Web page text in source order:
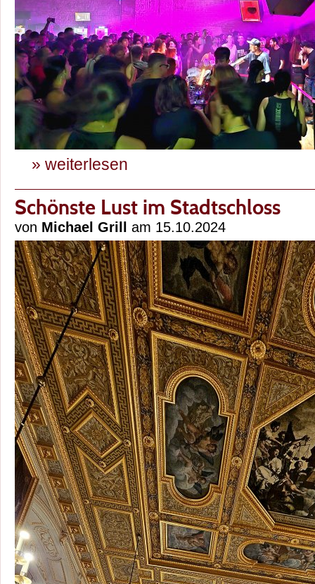
» weiterlesen
Schönste Lust im Stadtschloss
von Michael Grill am 15.10.2024